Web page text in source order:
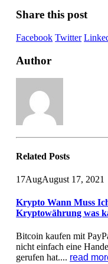
Share this post
Facebook Twitter
Author
RelatedPosts
17AugAugust 17, 2021
Krypto Wann Muss
Kryptowährung was
Bitcoin kaufen mit
nicht einfach eine
gerufen hat.... read